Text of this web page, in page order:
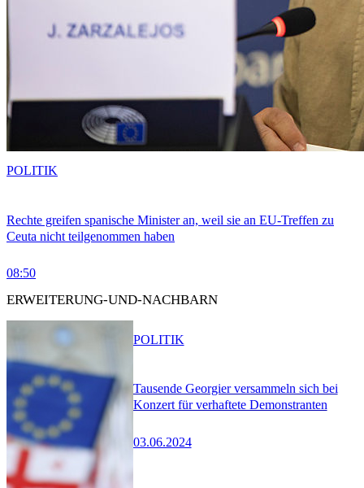
Rechte greifen spanische Minister an, weil sie an EU-Treffen zu
Ceuta nicht teilgenommen haben
08:50
POLITIK
ERWEITERUNG-UND-NACHBARN
Tausende Georgier versammeln sich bei
Konzert für verhaftete Demonstranten
03.06.2024
POLITIK